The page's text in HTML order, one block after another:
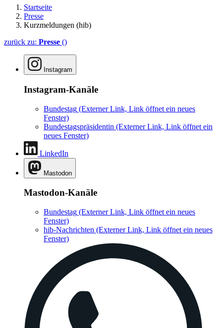
Startseite
Presse
Kurzmeldungen (hib)
zurück zu: Presse ()
Instagram
Instagram-Kanäle
Bundestag (Externer Link, Link öffnet ein neues
Fenster)
Bundestagspräsidentin (Externer Link, Link öffnet ein
neues Fenster)
LinkedIn
Mastodon
Mastodon-Kanäle
Bundestag (Externer Link, Link öffnet ein neues
Fenster)
hib-Nachrichten (Externer Link, Link öffnet ein neues
Fenster)